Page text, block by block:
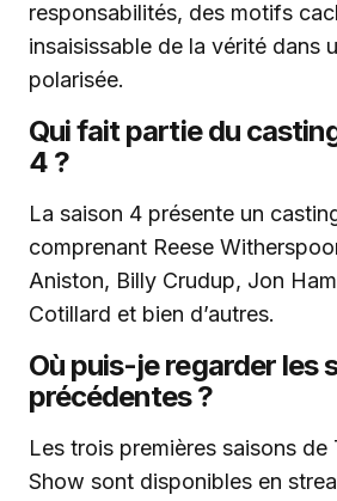
responsabilités, des motifs
insaisissable de la vérité dans
polarisée.
Qui fait partie du
4 ?
La saison 4 présente un
comprenant Reese
Aniston, Billy Crudup, Jon
Cotillard et bien d’autres.
Où puis-je regarder les
précédentes ?
Les trois premières saisons de
Show sont disponibles en